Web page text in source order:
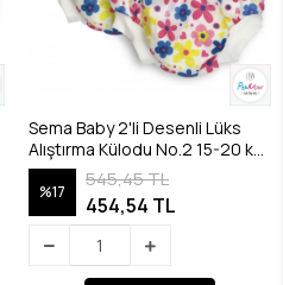
Sema Baby 2'li Desenli Lüks
Alıştırma Külodu No.2 15-20 kg
- Flowers
%17
545,45 TL
454,54 TL